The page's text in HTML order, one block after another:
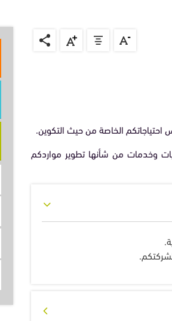
احتياجاتكم الخاصة من حيث التكوين.
وخدمات من شأنها تطوير مواردكم